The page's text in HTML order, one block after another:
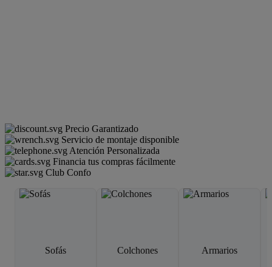
Precio Garantizado
Servicio de montaje disponible
Atención Personalizada
Financia tus compras fácilmente
Club Confo
Sofás Colchones Armarios